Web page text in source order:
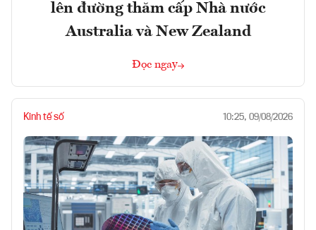
lên đường thăm cấp Nhà nước
Australia và New Zealand
Đọc ngay
Kinh tế số 10:25, 09/08/2026